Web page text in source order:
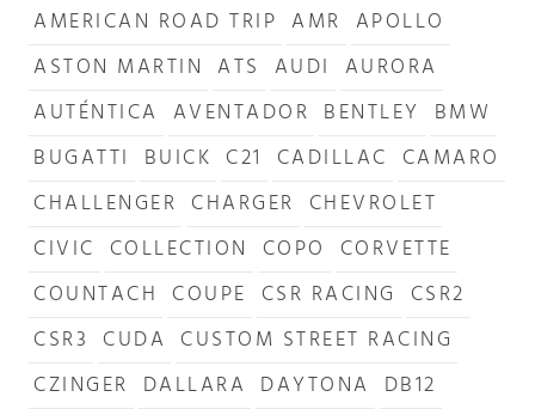
AMERICAN ROAD TRIP AMR APOLLO
ASTON MARTIN ATS AUDI AURORA
AUTÉNTICA AVENTADOR BENTLEY BMW
BUGATTI BUICK C21 CADILLAC CAMARO
CHALLENGER CHARGER CHEVROLET
CIVIC COLLECTION COPO CORVETTE
COUNTACH COUPE CSR RACING CSR2
CSR3 CUDA CUSTOM STREET RACING
CZINGER DALLARA DAYTONA DB12